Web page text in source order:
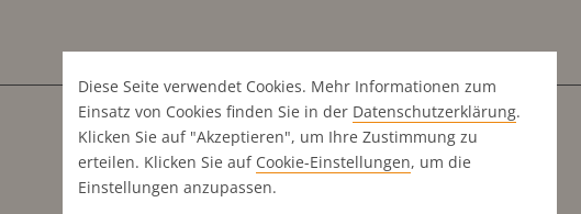
170x257 mm
170x257 mm
170x126 mm
Diese Seite verwendet Cookies. Mehr Informationen zum
Einsatz von Cookies finden Sie in der Datenschutz­erklärung.
Klicken Sie auf "Akzeptieren", um Ihre Zustimmung zu
erteilen. Klicken Sie auf Cookie-Einstellungen, um die
Einstellungen anzupassen.